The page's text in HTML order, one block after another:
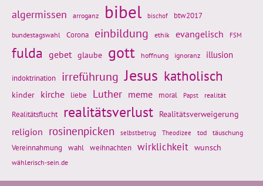
algermissen arroganz bibel bischof btw2017
bundestagswahl Corona einbildung ethik evangelisch FSM
fulda gebet glaube gott hoffnung ignoranz illusion
indoktrination irreführung Jesus katholisch
kinder kirche liebe Luther meme moral Papst realität
Realitätsflucht realitätsverlust Realitätsverweigerung
religion rosinenpicken selbstbetrug Theodizee tod täuschung
Vereinnahmung wahl weihnachten wirklichkeit wunsch
wählerisch-sein.de